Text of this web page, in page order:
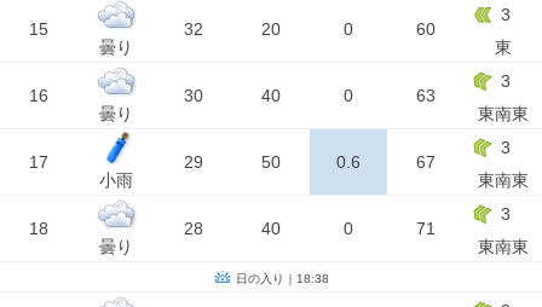
15
曇り
32 20 0 60
3
東
16
曇り
30 40 0 63
3
東南東
17
小雨
29 50 0.6 67
3
東南東
18
曇り
28 40 0 71
3
東南東
日の入り｜18:38